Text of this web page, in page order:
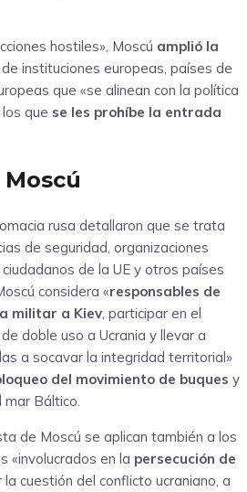
hostiles», Moscú amplió la
instituciones europeas, países de
que «se alinean con la política
que se les prohíbe la entrada
rusa detallaron que se trata
de seguridad, organizaciones
de la UE y otros países
considera «responsables de
militar a Kiev , participar en el
doble uso a Ucrania y llevar a
a socavar la integridad territorial»
del movimiento de buques y
Báltico.
de Moscú se aplican también a los
«involucrados en la persecución de
la cuestión del conflicto ucraniano, a